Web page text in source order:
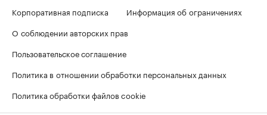
Корпоративная подписка
Информация об ограничениях
О соблюдении авторских прав
Пользовательское соглашение
Политика в отношении обработки персональных данных
Политика обработки файлов cookie